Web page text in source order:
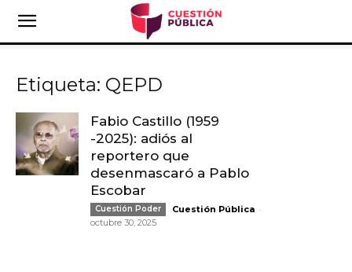
Etiqueta: QEPD
Fabio Castillo (1959
-2025): adiós al
reportero que
desenmascaró a Pablo
Escobar
Cuestión Poder Cuestión Pública -
octubre 30, 2025